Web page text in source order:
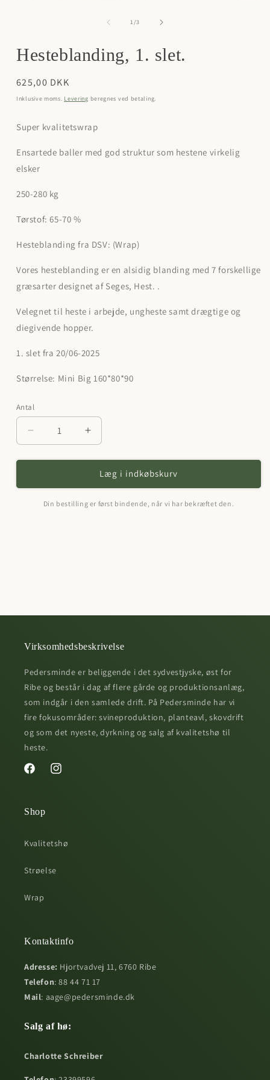
1/af
3
Hesteblanding, 1. slet.
Normalpris
625,00 DKK
Inklusive moms. Levering beregnes ved betaling.
Super kvalitetswrap
Ensartede baller med god struktur som hestene virkelig
elsker
250-280 kg
Tørstof: 65-70 %
Hesteblanding fra DSV: (Wrap)
Vores hesteblanding er en alsidig blanding med 7 forskellige
græsarter designet af Seges, Hest. .
Velegnet til heste i arbejde, ungheste samt drægtige og
diegivende hopper.
1. slet fra 20/06-2025
Størrelse: Mini Big 160*80*90
Antal
Reducer
antallet
for
Hesteblanding,
1.
slet.
Øg
antallet
for
Hesteblanding,
1.
slet.
Læg i indkøbskurv
Din bestilling er først bindende, når vi har bekræftet den.
Virksomhedsbeskrivelse
Pedersminde er beliggende i det sydvestjyske, øst for
Ribe og består i dag af flere gårde og produktionsanlæg,
som indgår i den samlede drift. På Pedersminde har vi
fire fokusområder: svineproduktion, planteavl, skovdrift
og som det nyeste, dyrkning og salg af kvalitetshø til
heste.
FacebookInstagram
Shop
Kvalitetshø
Strøelse
Wrap
Kontaktinfo
Adresse: Hjortvadvej 11, 6760 Ribe
Telefon: 88 44 71 17
Mail: aage@pedersminde.dk
Salg af hø:
Charlotte Schreiber